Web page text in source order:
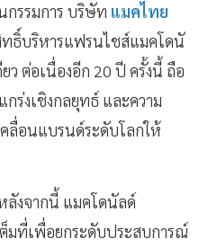
รรมการ บริษัท แมคไทย
ทธิ์บริหารแฟรนไชส์แมคโดนั
ว ต่อเนื่องอีก 20 ปี ครั้งนี้ ถือ
ร่งเชิงกลยุทธ์ และความ
ลื่อนแบรนด์ระดับโลกให้
ลังจากนี้ แมคโดนัลด์
มที่เพื่อยกระดับประสบการณ์